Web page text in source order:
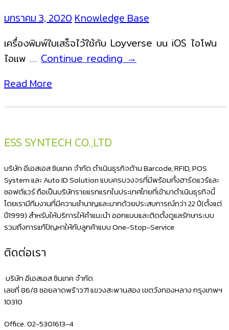
นิยม
มกราคม 3, 2020Knowledge Base
เครื่องพิมพ์ใบเสร็จไว้ใช้กับ Loyverse บน iOS ไอโฟน
ไอแพ … Continue readingLoyverse
iOS
แพด
iPhone
iPad
พิมพ์
ใบ
ชัก
→
Read More
ESS SYNTECH CO.,LTD
บริษัท อีเอสเอส ซินเทค จำกัด ดำเนินธุรกิจด้าน Barcode, RFID, POS
System และ Auto ID Solution แบบครบวงจรที่มีพร้อมทั้งฮาร์ดแวร์และ
ซอฟต์แวร์ ถือเป็นบริษัทรายแรกแรกในประเทศไทยที่เข้ามาดำเนินธุรกิจนี้
โดยเรามีทีมงานที่มีความชำนาญและมากด้วยประสบการณ์กว่า 22 ปี(ตั้งแต่
ปี1999) สำหรับให้บริการให้คำแนะนำ ออกแบบและติดตั้งดูแลรักษาระบบ
รวมถึงการแก้ปัญหาให้กับลูกค้าแบบ One-Stop-Service
ติดต่อเรา
บริษัท อีเอสเอส ซินเทค จำกัด
เลขที่ 86/8 ซอยลาดพร้าว71 แขวงสะพานสอง เขตวังทองหลาง กรุงเทพฯ
10310
Office. 02-5301613-4